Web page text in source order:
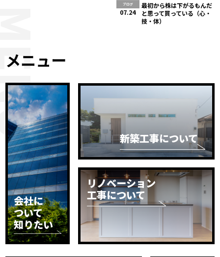
ブログ
07.24
最初から株は下がるもんだ
と思って買っている（心・
技・体）
メニュー
会社に
ついて
知りたい
新築工事について
リノベーション
工事について